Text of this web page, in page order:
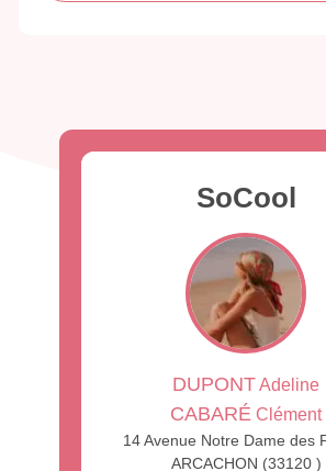
SoCool
DUPONTAdeline
CABARÉ Clément
14 Avenue Notre Dame des
ARCACHON (33120 )